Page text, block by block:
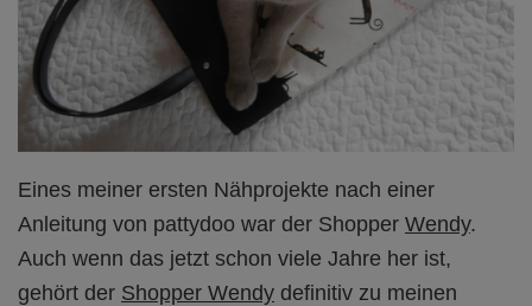
Eines meiner ersten Nähprojekte nach einer
Anleitung von pattydoo war der Shopper Wendy.
Auch wenn das jetzt schon viele Jahre her ist,
gehört der Shopper Wendy definitiv zu meinen